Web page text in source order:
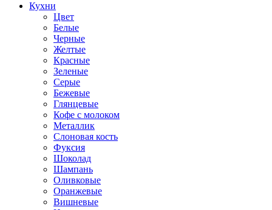
Кухни
Цвет
Белые
Черные
Желтые
Красные
Зеленые
Серые
Бежевые
Глянцевые
Кофе с молоком
Металлик
Слоновая кость
Фуксия
Шоколад
Шампань
Оливковые
Оранжевые
Вишневые